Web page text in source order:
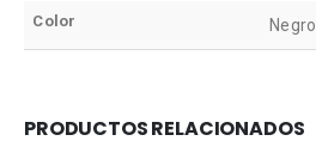
Color Negro
PRODUCTOS RELACIONADOS